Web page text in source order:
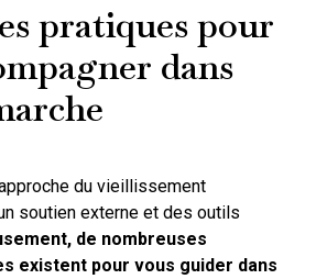
pratiques pour
dans
du vieillissement
soutien externe et des outils
de nombreuses
existent pour vous guider dans